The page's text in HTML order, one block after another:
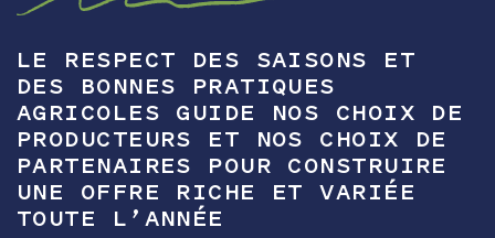
NOS MÉTIERS
NOS CULTURES
L'ACADÉMIE
CONTACT
LE RESPECT DES SAISONS ET
DES BONNES PRATIQUES
AGRICOLES GUIDE NOS CHOIX DE
PRODUCTEURS ET NOS CHOIX DE
PARTENAIRES POUR CONSTRUIRE
UNE OFFRE RICHE ET VARIÉE
TOUTE L’ANNÉE